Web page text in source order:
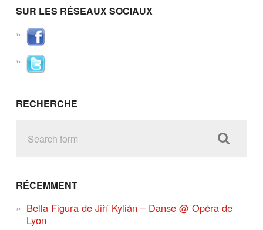
SUR LES RÉSEAUX SOCIAUX
RECHERCHE
RÉCEMMENT
Bella Figura de Jiří Kylián – Danse @ Opéra de
Lyon